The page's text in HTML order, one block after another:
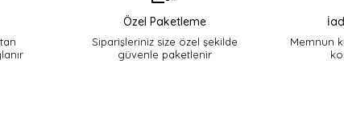
Özel Paketleme
Siparişleriniz size özel şekilde
güvenle paketlenir
Memnun